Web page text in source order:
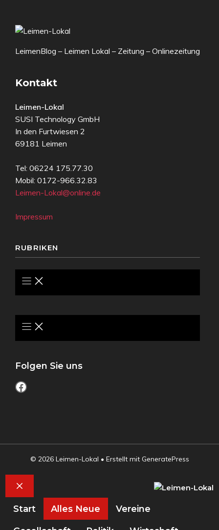
LeimenBlog – Leimen Lokal – Zeitung – Onlinezeitung
Kontakt
Leimen-Lokal
SUSI Technology GmbH
In den Furtwiesen 2
69181 Leimen
Tel: 06224 175.77.30
Mobil: 0172-966.32.83
Leimen-Lokal@online.de
Impressum
RUBRIKEN
Folgen Sie uns
Facebook
© 2026 Leimen-Lokal • Erstellt mit GeneratePress
Schließen
Start Alles Neue Vereine